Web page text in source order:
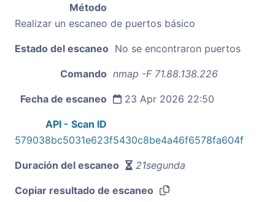
Método
Realizar un escaneo de puertos básico
Estado del escaneo No se encontraron puertos
Comando nmap -F 71.88.138.226
Fecha de escaneo 23 Apr 2026 22:50
API - Scan ID
579038bc5031e623f5430c8be4a46f6578fa604f
Duración del escaneo 21segunda
Copiar resultado de escaneo